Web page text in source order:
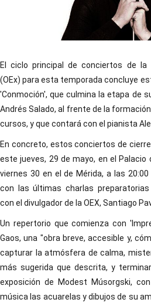
El ciclo principal de conciertos de la
(OEx) para esta temporada concluye
'Conmoción', que culmina la etapa de
Andrés Salado, al frente de la
cursos, y que contará con el pianista
En concreto, estos conciertos de
este jueves, 29 de mayo, en el Palacio
viernes 30 en el de Mérida, a las
con las últimas charlas
con el divulgador de la OEX, Santiago
Un repertorio que comienza con
Gaos, una "obra breve, accesible y,
capturar la atmósfera de calma,
más sugerida que descrita, y
exposición de Modest Músorgski,
música las acuarelas y dibujos de su